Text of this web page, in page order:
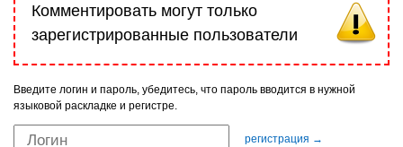
Комментировать могут только
зарегистрированные пользователи
Введите логин и пароль, убедитесь, что пароль вводится в нужной
языковой раскладке и регистре.
регистрация →